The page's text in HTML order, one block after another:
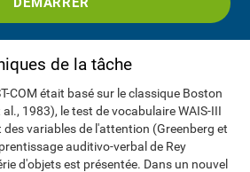
de la tâche
COM était basé sur le classique Boston
1983), le test de vocabulaire WAIS-III
des variables de l'attention (Greenberg et
auditivo-verbal de Rey
d'objets est présentée. Dans un nouvel